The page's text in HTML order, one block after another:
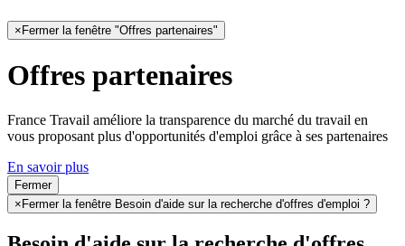
× Fermer la fenêtre "Offres partenaires"
Offres partenaires
France Travail améliore la transparence du marché du travail en
vous proposant plus d'opportunités d'emploi grâce à ses partenaires
En savoir plus
Fermer
×Fermer la fenêtre Besoin d'aide sur la recherche d'offres d'emploi ?